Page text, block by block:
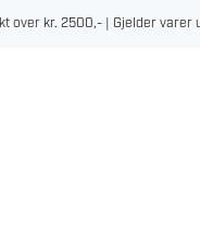
over kr. 2500,- | Gjelder varer